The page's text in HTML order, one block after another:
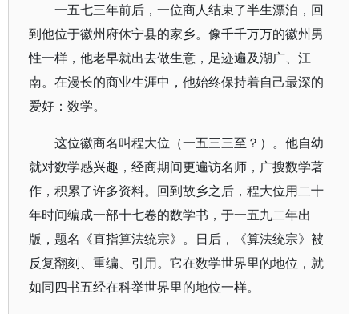
一五七三年前后，一位商人结束了半生漂泊，回
到他位于徽州府休宁县的家乡。像千千万万的徽州男
性一样，他老早就出去做生意，足迹遍及湖广、江
南。在漫长的商业生涯中，他始终保持着自己最深的
爱好：数学。
这位徽商名叫程大位（一五三三至？）。他自幼
就对数学感兴趣，经商期间更遍访名师，广搜数学著
作，积累了许多资料。回到故乡之后，程大位用二十
年时间编成一部十七卷的数学书，于一五九二年出
版，题名《直指算法统宗》。日后，《算法统宗》被
反复翻刻、重编、引用。它在数学世界里的地位，就
如同四书五经在科举世界里的地位一样。